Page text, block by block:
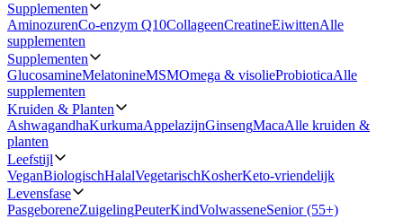
Supplementen
AminozurenCo-enzym Q10CollageenCreatineEiwittenAlle
supplementen
Supplementen
GlucosamineMelatonineMSMOmega & visolieProbioticaAlle
supplementen
Kruiden & Planten
AshwagandhaKurkumaAppelazijnGinsengMacaAlle kruiden &
planten
Leefstijl
VeganBiologischHalalVegetarischKosherKeto-vriendelijk
Levensfase
PasgeboreneZuigelingPeuterKindVolwasseneSenior (55+)